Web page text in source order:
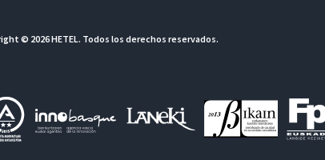
© 2026 HETEL. Todos los derechos reservados.